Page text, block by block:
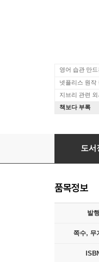
영어 습관 만
넷플리스 원작
지브리 관련
책보다 부록
地球の步
도서
품목정보
발
쪽수, 무